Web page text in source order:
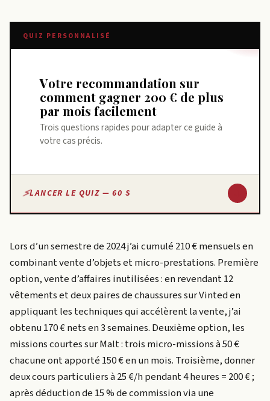
QUIZ PERSONNALISÉ
Votre recommandation sur
comment gagner 200 € de plus
par mois facilement
Trois questions rapides pour adapter ce guide à
votre cas précis.
LANCER LE QUIZ — 60 S
Lors d’un semestre de 2024 j’ai cumulé 210 € mensuels en
combinant vente d’objets et micro-prestations. Première
option, vente d’affaires inutilisées : en revendant 12
vêtements et deux paires de chaussures sur Vinted en
appliquant les techniques qui accélèrent la vente, j’ai
obtenu 170 € nets en 3 semaines. Deuxième option, les
missions courtes sur Malt : trois micro-missions à 50 €
chacune ont apporté 150 € en un mois. Troisième, donner
deux cours particuliers à 25 €/h pendant 4 heures = 200 € ;
après déduction de 15 % de commission via une